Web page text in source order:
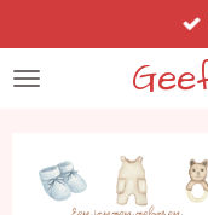
direct
naar